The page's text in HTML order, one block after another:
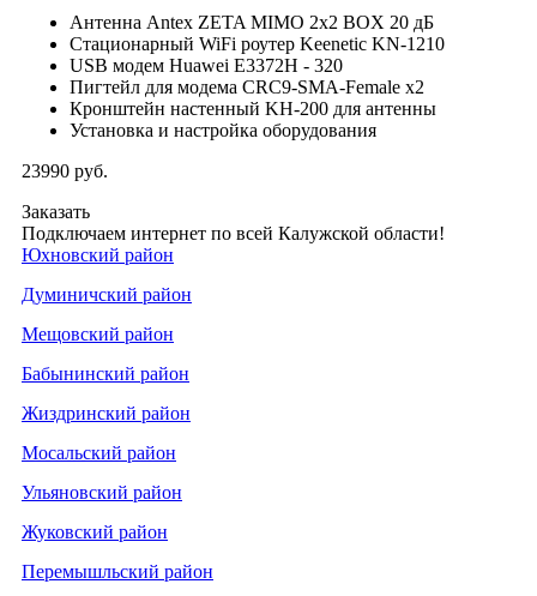
Антенна Antex ZETA MIMO 2x2 BOX 20 дБ
Стационарный WiFi роутер Keenetic KN-1210
USB модем Huawei E3372H - 320
Пигтейл для модема CRC9-SMA-Female x2
Кронштейн настенный KH-200 для антенны
Установка и настройка оборудования
23990 руб.
Заказать
Подключаем интернет по всей Калужской области!
Юхновский район
Думиничский район
Мещовский район
Бабынинский район
Жиздринский район
Мосальский район
Ульяновский район
Жуковский район
Перемышльский район